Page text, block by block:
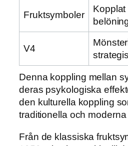
Fruktsymboler
Kopplat
V4
Denna koppling mellan
deras psykologiska
den kulturella koppling
traditionella och moderna
Från de klassiska